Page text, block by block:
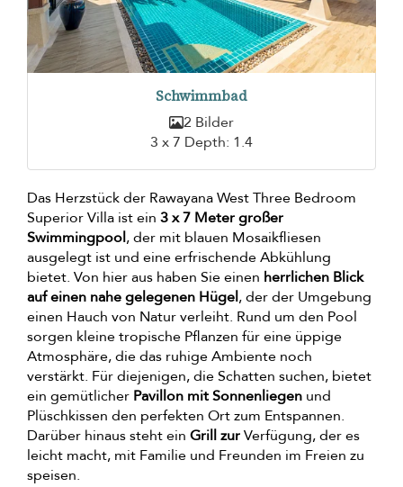
Schwimmbad
2 Bilder
3 x 7 Depth: 1.4
Das Herzstück der Rawayana West Three Bedroom
Superior Villa ist ein 3 x 7 Meter großer
Swimmingpool, der mit blauen Mosaikfliesen
ausgelegt ist und eine erfrischende Abkühlung
bietet. Von hier aus haben Sie einen herrlichen Blick
auf einen nahe gelegenen Hügel, der der Umgebung
einen Hauch von Natur verleiht. Rund um den Pool
sorgen kleine tropische Pflanzen für eine üppige
Atmosphäre, die das ruhige Ambiente noch
verstärkt. Für diejenigen, die Schatten suchen, bietet
ein gemütlicher Pavillon mit Sonnenliegen und
Plüschkissen den perfekten Ort zum Entspannen.
Darüber hinaus steht ein Grill zurVerfügung, der es
leicht macht, mit Familie und Freunden im Freien zu
speisen.